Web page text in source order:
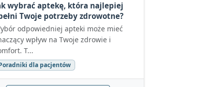
wybrać aptekę, która najlepiej
Twoje potrzeby zdrowotne?
odpowiedniej apteki może mieć
wpływ na Twoje zdrowie i
T...
dla pacjentów